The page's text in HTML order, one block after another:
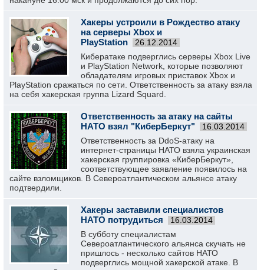
Хакеры устроили в Рождество атаку
на серверы Xbox и
PlayStation
26.12.2014
Кибератаке подверглись серверы Xbox Live
и PlayStation Network, которые позволяют
обладателям игровых приставок Xbox и
PlayStation сражаться по сети. Ответственность за атаку взяла
на себя хакерская группа Lizard Squard.
Ответственность за атаку на сайты
НАТО взял "КиберБеркут"
16.03.2014
Ответственность за DdoS-атаку на
интернет-страницы НАТО взяла украинская
хакерская группировка «КиберБеркут»,
соответствующее заявление появилось на
сайте взломщиков. В Североатлантическом альянсе атаку
подтвердили.
Хакеры заставили специалистов
НАТО потрудиться
16.03.2014
В субботу специалистам
Североатлантического альянса скучать не
пришлось - несколько сайтов НАТО
подверглись мощной хакерской атаке. В